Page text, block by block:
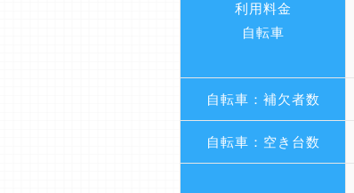
利用料金
自転車
自転車：補欠者数
自転車：空き台数